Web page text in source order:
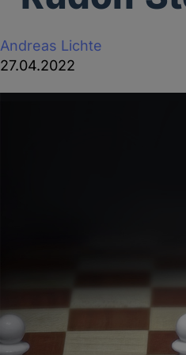
Andreas Lichte
27.04.2022